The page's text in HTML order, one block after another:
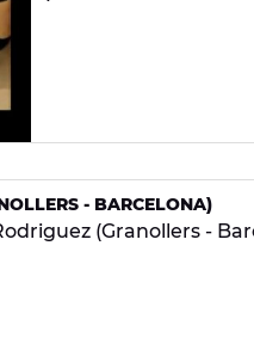
- BARCELONA)
(Granollers -